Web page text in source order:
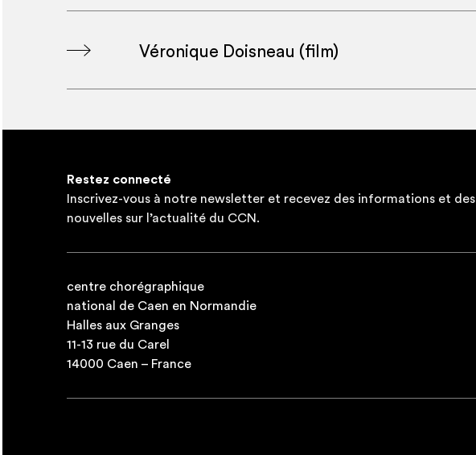
Véronique Doisneau (film)
Restez connecté
Inscrivez-vous à notre newsletter et recevez des informations et des
nouvelles sur l’actualité du CCN.
centre chorégraphique
national de Caen en Normandie
Halles aux Granges
11-13 rue du Carel
14000 Caen – France